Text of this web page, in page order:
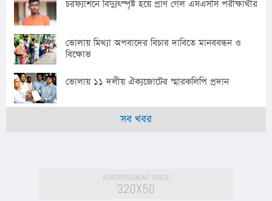
চরফ্যাশনে বিদ্যুৎস্পৃষ্ট হয়ে প্রাণ গেল এসএসসি পরীক্ষার্থীর
ভোলায় মিথ্যা অপবাদের বিচার দাবিতে মানববন্ধন ও
বিক্ষোভ
ভোলায় ১১ দলীয় ঐক্যজোটের স্মারকলিপি প্রদান
সব খবর